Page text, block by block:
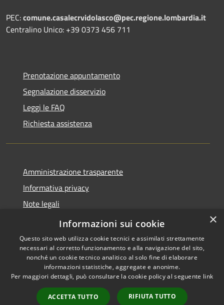
PEC:comune.casalecrvidolasco@pec.regione.lombardia.it
Centralino Unico: +39 0373 456 711
Prenotazione appuntamento
Segnalazione disservizio
Leggi le FAQ
Richiesta assistenza
Amministrazione trasparente
Informativa privacy
Note legali
Dichiarazione di accessibilità
Accessibilità
Copyright © 2026 • Comune di
Casale Cremasco-Vidolasco •
Powered byMunicipium
×
Informazioni sui cookie
Questo sito web utilizza cookie tecnici e assimilati strettamente
necessari al corretto funzionamento e alla navigazione del sito,
nonché un cookie tecnico analitico al solo fine di elaborare
informazioni statistiche, aggregate e anonime.
Per maggiori dettagli, può consultare la cookie policy al seguente link
ACCETTA TUTTO RIFIUTA TUTTO